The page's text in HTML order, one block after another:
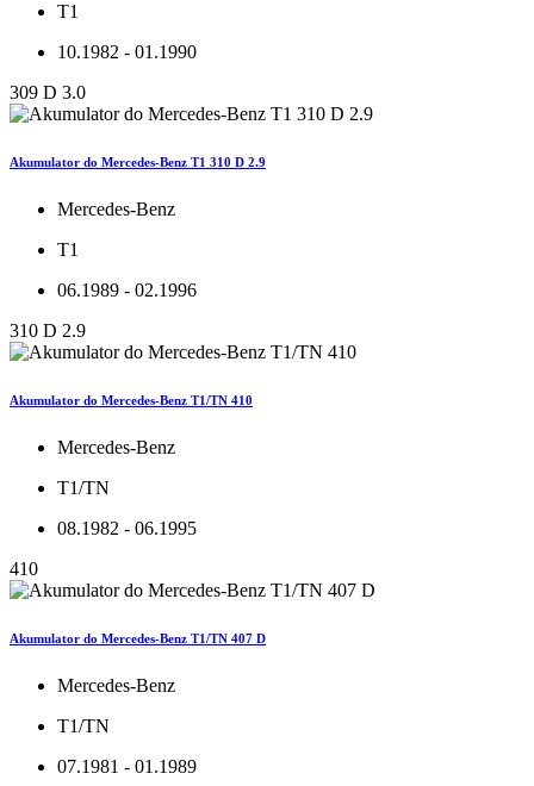
T1
10.1982 - 01.1990
309 D 3.0
Akumulator do Mercedes-Benz T1 310 D 2.9
Mercedes-Benz
T1
06.1989 - 02.1996
310 D 2.9
Akumulator do Mercedes-Benz T1/TN 410
Mercedes-Benz
T1/TN
08.1982 - 06.1995
410
Akumulator do Mercedes-Benz T1/TN 407 D
Mercedes-Benz
T1/TN
07.1981 - 01.1989